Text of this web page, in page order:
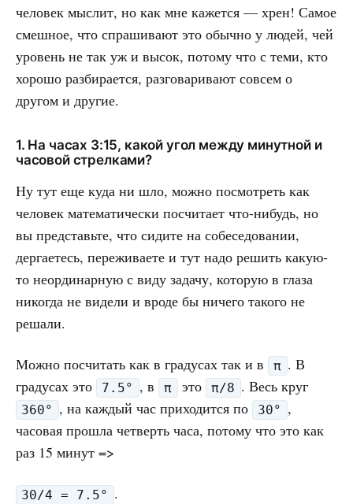
человек мыслит, но как мне кажется — хрен! Самое
смешное, что спрашивают это обычно у людей, чей
уровень не так уж и высок, потому что с теми, кто
хорошо разбирается, разговаривают совсем о
другом и другие.
1. На часах 3:15, какой угол между минутной и
часовой стрелками?
Ну тут еще куда ни шло, можно посмотреть как
человек математически посчитает что-нибудь, но
вы представьте, что сидите на собеседовании,
дергаетесь, переживаете и тут надо решить какую-
то неординарную с виду задачу, которую в глаза
никогда не видели и вроде бы ничего такого не
решали.
Можно посчитать как в градусах так и в π . В
градусах это
7.5° , в π это π/8 . Весь круг
360° , на каждый час приходится по 30° ,
часовая прошла четверть часа, потому что это как
раз 15 минут =>
30/4 = 7.5° .